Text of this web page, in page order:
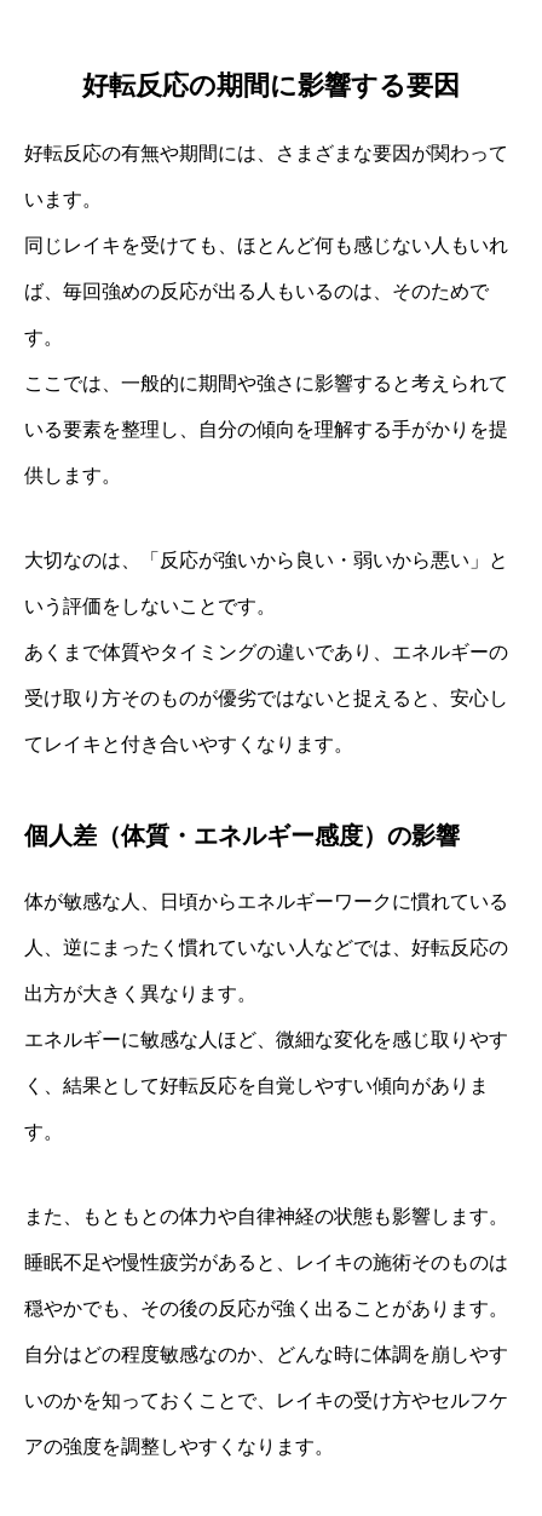
好転反応の期間に影響する要因
好転反応の有無や期間には、さまざまな要因が関わって
います。
同じレイキを受けても、ほとんど何も感じない人もいれ
ば、毎回強めの反応が出る人もいるのは、そのためで
す。
ここでは、一般的に期間や強さに影響すると考えられて
いる要素を整理し、自分の傾向を理解する手がかりを提
供します。
大切なのは、「反応が強いから良い・弱いから悪い」と
いう評価をしないことです。
あくまで体質やタイミングの違いであり、エネルギーの
受け取り方そのものが優劣ではないと捉えると、安心し
てレイキと付き合いやすくなります。
個人差（体質・エネルギー感度）の影響
体が敏感な人、日頃からエネルギーワークに慣れている
人、逆にまったく慣れていない人などでは、好転反応の
出方が大きく異なります。
エネルギーに敏感な人ほど、微細な変化を感じ取りやす
く、結果として好転反応を自覚しやすい傾向がありま
す。
また、もともとの体力や自律神経の状態も影響します。
睡眠不足や慢性疲労があると、レイキの施術そのものは
穏やかでも、その後の反応が強く出ることがあります。
自分はどの程度敏感なのか、どんな時に体調を崩しやす
いのかを知っておくことで、レイキの受け方やセルフケ
アの強度を調整しやすくなります。